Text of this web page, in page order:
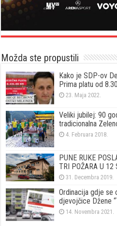
Možda ste propustili
Kako je SDP-ov
Prima platu od
23. Maja 2022.
Veliki jubilej: 90
tradicionalna
4. Februara 2018.
PUNE RUKE
TRI POŽARA U 12
31. Decembra 2019.
Ordinacija gdje se
djevojčice Džene
14. Novembra 2021.